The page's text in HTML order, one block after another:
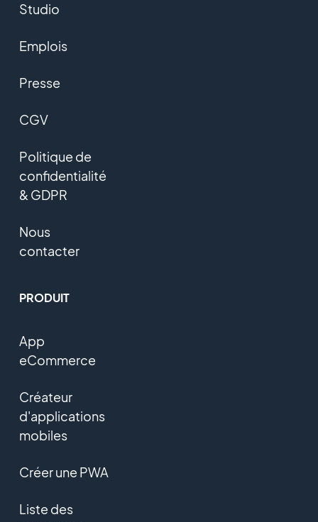
Studio
Emplois
Presse
CGV
Politique de
confidentialité
& GDPR
Nous
contacter
PRODUIT
App
eCommerce
Créateur
d'applications
mobiles
Créer une PWA
Liste des